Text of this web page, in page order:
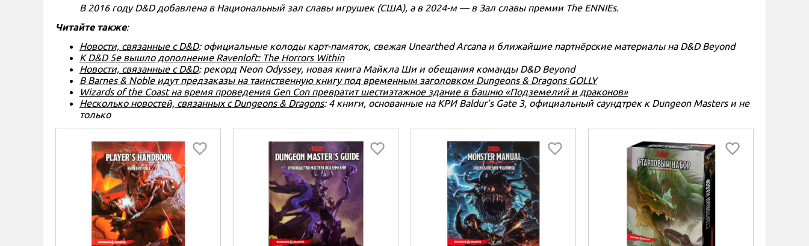
В 2016 году D&D добавлена в Национальный зал славы игрушек (США), а в 2024-м — в Зал славы премии The ENNIEs.
Читайте также:
Новости, связанные с D&D: официальные колоды карт-памяток, свежая Unearthed Arcana и ближайшие партнёрские материалы на D&D Beyond
К D&D 5e вышло дополнение Ravenloft: The Horrors Within
Новости, связанные с D&D: рекорд Neon Odyssey, новая книга Майкла Ши и обещания команды D&D Beyond
В Barnes & Noble идут предзаказы на таинственную книгу под временным заголовком Dungeons & Dragons GOLLY
Wizards of the Coast на время проведения Gen Con превратит шестиэтажное здание в башню «Подземелий и драконов»
Несколько новостей, связанных с Dungeons & Dragons: 4 книги, основанные на КРИ Baldur’s Gate 3, официальный саундтрек к Dungeon Masters и не
только